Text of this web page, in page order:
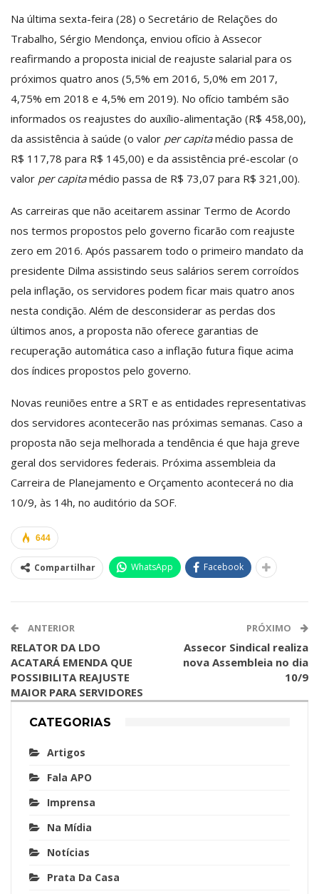
Na última sexta-feira (28) o Secretário de Relações do
Trabalho, Sérgio Mendonça, enviou ofício à Assecor
reafirmando a proposta inicial de reajuste salarial para os
próximos quatro anos (5,5% em 2016, 5,0% em 2017,
4,75% em 2018 e 4,5% em 2019). No ofício também são
informados os reajustes do auxílio-alimentação (R$ 458,00),
da assistência à saúde (o valor per capitamédio passa de
R$ 117,78 para R$ 145,00) e da assistência pré-escolar (o
valor per capitamédio passa de R$ 73,07 para R$ 321,00).
As carreiras que não aceitarem assinar Termo de Acordo
nos termos propostos pelo governo ficarão com reajuste
zero em 2016. Após passarem todo o primeiro mandato da
presidente Dilma assistindo seus salários serem corroídos
pela inflação, os servidores podem ficar mais quatro anos
nesta condição. Além de desconsiderar as perdas dos
últimos anos, a proposta não oferece garantias de
recuperação automática caso a inflação futura fique acima
dos índices propostos pelo governo.
Novas reuniões entre a SRT e as entidades representativas
dos servidores acontecerão nas próximas semanas. Caso a
proposta não seja melhorada a tendência é que haja greve
geral dos servidores federais. Próxima assembleia da
Carreira de Planejamento e Orçamento acontecerá no dia
10/9, às 14h, no auditório da SOF.
644
Compartilhar WhatsApp Facebook
ANTERIOR
RELATOR DA LDO
ACATARÁ EMENDA QUE
POSSIBILITA REAJUSTE
MAIOR PARA SERVIDORES
PRÓXIMO
Assecor Sindical realiza
nova Assembleia no dia
10/9
CATEGORIAS
Artigos
Fala APO
Imprensa
Na Mídia
Notícias
Prata Da Casa